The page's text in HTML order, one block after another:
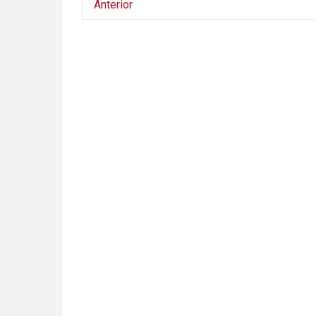
Anterior